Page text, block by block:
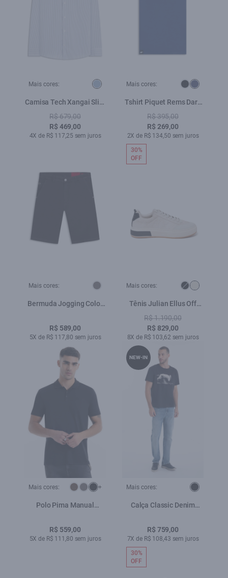
Mais cores:
Camisa Tech Xangai Slim
Azul Pervante
R$ 679,00
R$ 469,00
4X de R$ 117,25 sem juros
Mais cores:
Tshirt Piquet Rems Dark
Navy
R$ 395,00
R$ 269,00
2X de R$ 134,50 sem juros
Mais cores:
Bermuda Jogging Color
R$ 589,00
5X de R$ 117,80 sem juros
Mais cores:
Tênis Julian Ellus Off
White
R$ 1.190,00
R$ 829,00
8X de R$ 103,62 sem juros
30%
OFF
Mais cores: +
Polo Pima Manual
R$ 559,00
5X de R$ 111,80 sem juros
Mais cores:
Calça Classic Denim
Lav.Medio C/Used
R$ 759,00
7X de R$ 108,43 sem juros
NEW-IN
30%
OFF